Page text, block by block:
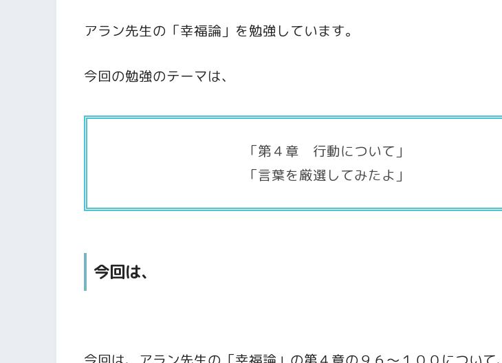
アラン先生の「幸福論」を勉強しています。
今回の勉強のテーマは、
「第４章 行動について」
「言葉を厳選してみたよ」
今回は、